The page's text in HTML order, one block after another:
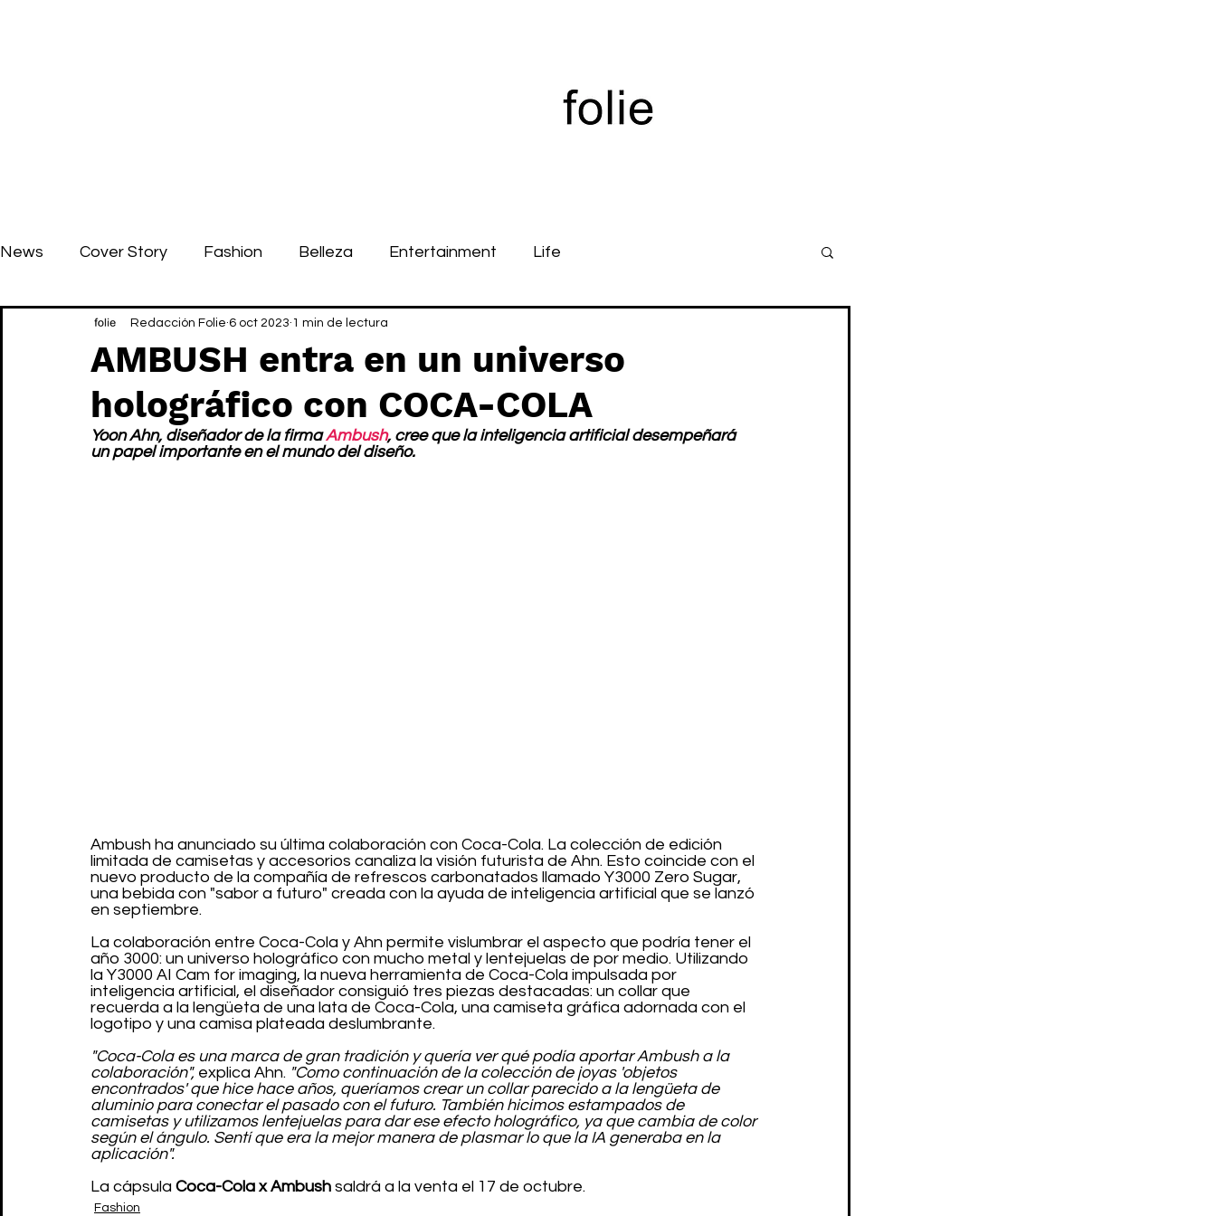
News Cover Story Fashion Belleza Entertainment Life
AMBUSH entra en un universo
holográfico con COCA-COLA
Redacción Folie 6 oct 2023 1 min de lectura
Yoon Ahn, diseñador de la firma Ambush, cree que la inteligencia artificial desempeñará
un papel importante en el mundo del diseño.
Ambush ha anunciado su última colaboración con Coca-Cola. La colección de edición
limitada de camisetas y accesorios canaliza la visión futurista de Ahn. Esto coincide con el
nuevo producto de la compañía de refrescos carbonatados llamado Y3000 Zero Sugar,
una bebida con "sabor a futuro" creada con la ayuda de inteligencia artificial que se lanzó
en septiembre.
La colaboración entre Coca-Cola y Ahn permite vislumbrar el aspecto que podría tener el
año 3000: un universo holográfico con mucho metal y lentejuelas de por medio. Utilizando
la Y3000 AI Cam for imaging, la nueva herramienta de Coca-Cola impulsada por
inteligencia artificial, el diseñador consiguió tres piezas destacadas: un collar que
recuerda a la lengüeta de una lata de Coca-Cola, una camiseta gráfica adornada con el
logotipo y una camisa plateada deslumbrante.
"Coca-Cola es una marca de gran tradición y quería ver qué podía aportar Ambush a la
colaboración", explica Ahn. "Como continuación de la colección de joyas 'objetos
encontrados' que hice hace años, queríamos crear un collar parecido a la lengüeta de
aluminio para conectar el pasado con el futuro. También hicimos estampados de
camisetas y utilizamos lentejuelas para dar ese efecto holográfico, ya que cambia de color
según el ángulo. Sentí que era la mejor manera de plasmar lo que la IA generaba en la
aplicación".
La cápsula Coca-Cola x Ambush saldrá a la venta el 17 de octubre.
Fashion